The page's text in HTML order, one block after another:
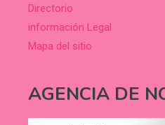
Directorio
información Legal
Mapa del sitio
AGENCIA DE